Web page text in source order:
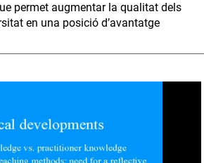
permet augmentar la qualitat dels
en una posició d’avantatge